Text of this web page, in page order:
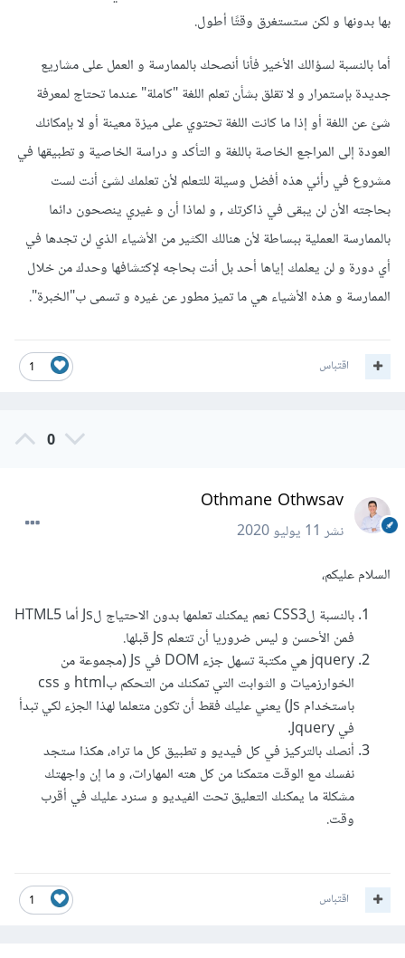
بها بدونها و لكن ستستغرق وقتًا أطول.
أما بالنسبة لسؤالك الأخير فأنا أنصحك بالممارسة و العمل على مشاريع
جديدة بإستمرار و لا تقلق بشأن تعلم اللغة "كاملة" عندما تحتاج لمعرفة
شئ عن اللغة أو إذا ما كانت اللغة تحتوي على ميزة معينة أو لا بإمكانك
العودة إلى المراجع الخاصة باللغة و التأكد و دراسة الخاصية و تطبيقها في
مشروع في رأئي هذه أفضل وسيلة للتعلم لأن تعلمك لشئ أنت لست
بحاجته الأن لن يبقى في ذاكرتك , و لماذا أن و غيري ينصحون دائما
بالممارسة العملية ببساطة لأن هنالك الكثير من الأشياء الذي لن تجدها في
أي دورة و لن يعلمك إياها أحد بل أنت بحاجه لإكتشافها وحدك من خلال
الممارسة و هذه الأشياء هي ما تميز مطور عن غيره و تسمى ب"الخبرة".
1 اقتباس
0
Othmane Othwsav
نشر11 يوليو 2020
السلام عليكم،
بالنسبة لCSS3 نعم يمكنك تعلمها بدون الاحتياج لJs أما HTML5
فمن الأحسن و ليس ضروريا أن تتعلم Js قبلها.
jquery هي مكتبة تسهل جزء DOM في Js (مجموعة من
الخوارزميات و الثوابت التي تمكنك من التحكم بhtml و css
باستخدام Js) يعني عليك فقط أن تكون متعلما لهذا الجزء لكي تبدأ
في Jquery.
أنصك بالتركيز في كل فيديو و تطبيق كل ما تراه، هكذا ستجد
نفسك مع الوقت متمكنا من كل هته المهارات، و ما إن واجهتك
مشكلة ما يمكنك التعليق تحت الفيديو و سنرد عليك في أقرب
وقت.
1 اقتباس